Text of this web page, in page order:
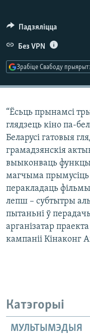
КАЛЯНДАР
НА ХВАЛЯХ СВАБОДЫ
Падзяліцца
Без VPN
Зрабіце Свабоду
“Ёсьць прынамсі
глядзець кіно па-
Беларусі гатовыя
грамадзянскія
выыконваць функцыі
магчыма прымусіць
перакладаць
лепш – субтытры
пытаньні ў
арганізатар
кампаніі Кінаконг
Катэгорыі
МУЛЬТЫМЭДЫЯ